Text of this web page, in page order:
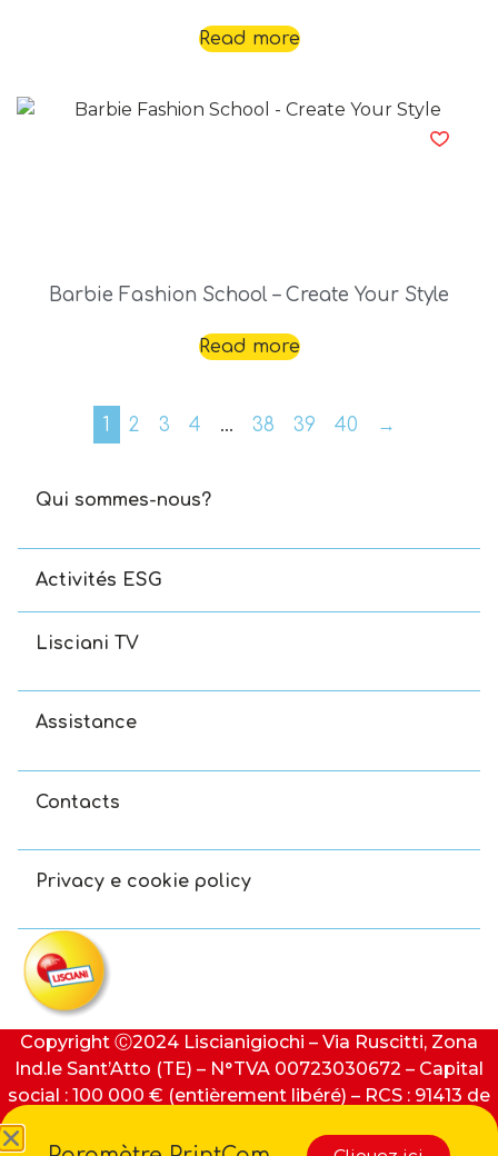
Read more
Barbie Fashion School – Create Your Style
Read more
1 2 3 4 … 38 39 40 →
Qui sommes-nous?
Activités ESG
Lisciani TV
Assistance
Contacts
Privacy e cookie policy
Copyright Ⓒ2024 Liscianigiochi – Via Ruscitti, Zona
Ind.le Sant’Atto (TE) – N°TVA 00723030672 – Capital
social : 100 000 € (entièrement libéré) – RCS : 91413 de